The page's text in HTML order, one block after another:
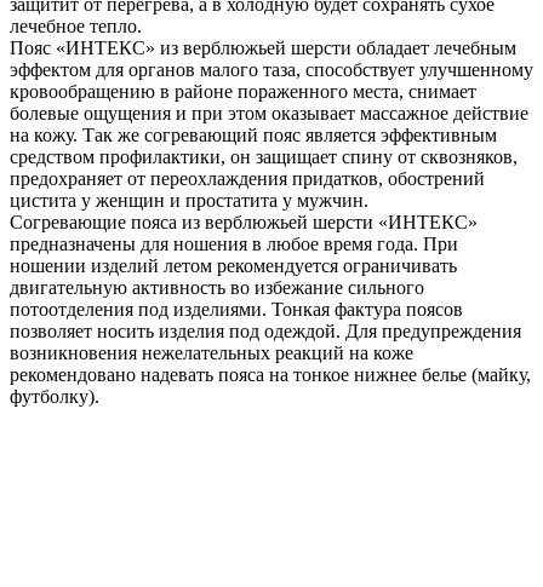
лечебное тепло.
Пояс «ИНТЕКС» из верблюжьей шерсти обладает лечебным
эффектом для органов малого таза, способствует улучшенному
кровообращению в районе пораженного места, снимает
болевые ощущения и при этом оказывает массажное действие
на кожу. Так же согревающий пояс является эффективным
средством профилактики, он защищает спину от сквозняков,
предохраняет от переохлаждения придатков, обострений
цистита у женщин и простатита у мужчин.
Согревающие пояса из верблюжьей шерсти «ИНТЕКС»
предназначены для ношения в любое время года. При
ношении изделий летом рекомендуется ограничивать
двигательную активность во избежание сильного
потоотделения под изделиями. Тонкая фактура поясов
позволяет носить изделия под одеждой. Для предупреждения
возникновения нежелательных реакций на коже
рекомендовано надевать пояса на тонкое нижнее белье (майку,
футболку).